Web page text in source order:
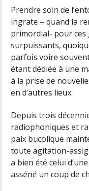
Prendre soin de
ingrate – quand la
primordial- pour
surpuissants,
parfois voire
étant dédiée à une
à la prise de
en d’autres lieux.
Depuis trois
radiophoniques et
paix bucolique
toute agitation-
a bien été celui
asséné un coup de